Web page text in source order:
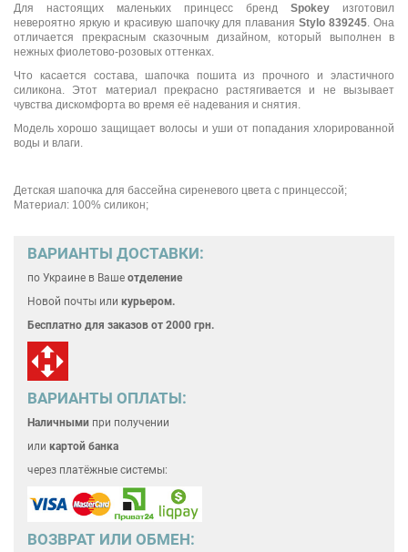
Для настоящих маленьких принцесс бренд Spokey изготовил
невероятно яркую и красивую шапочку для плаванияStylo 839245. Она
отличается прекрасным сказочным дизайном, который выполнен в
нежных фиолетово-розовых оттенках.
Что касается состава, шапочка пошита из прочного и эластичного
силикона. Этот материал прекрасно растягивается и не вызывает
чувства дискомфорта во время её надевания и снятия.
Модель хорошо защищает волосы и уши от попадания хлорированной
воды и влаги.
Детская шапочка для бассейна сиреневого цвета с принцессой;
Материал: 100% силикон;
ВАРИАНТЫ ДОСТАВКИ:
по Украине в Ваше отделение
Новой почты или курьером.
Бесплатно для заказов от 2000 грн.
ВАРИАНТЫ ОПЛАТЫ:
Наличными при получении
или картой банка
через платёжные системы:
ВОЗВРАТ ИЛИ ОБМЕН: